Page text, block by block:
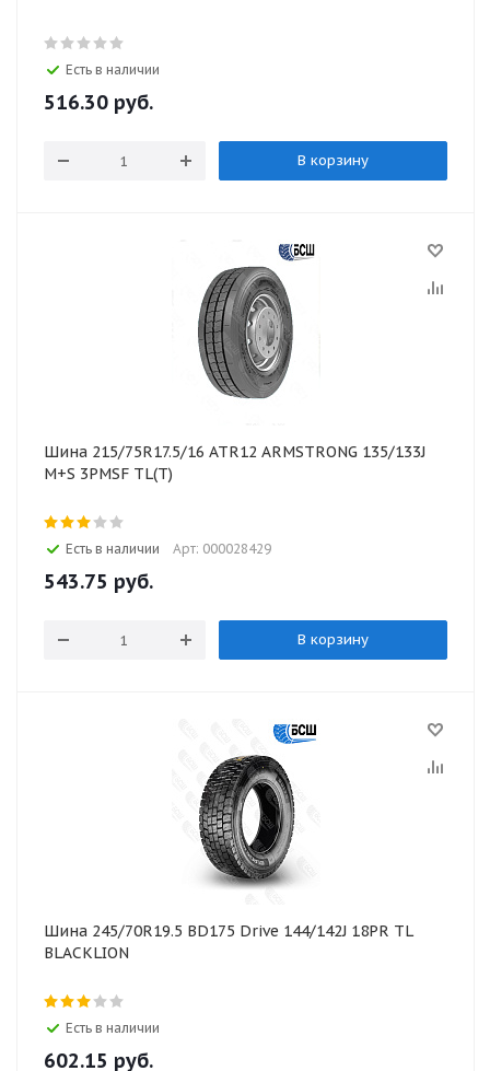
Есть в наличии
516.30 руб.
В корзину
Шина 215/75R17.5/16 ATR12 ARMSTRONG 135/133J
M+S 3PMSF TL(T)
Есть в наличии Арт: 000028429
543.75 руб.
В корзину
Шина 245/70R19.5 BD175 Drive 144/142J 18PR TL
BLACKLION
Есть в наличии
602.15 руб.